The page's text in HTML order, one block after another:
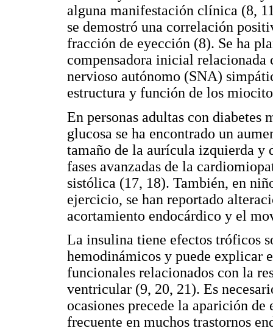
alguna manifestación clínica (8,
se demostró una correlación
fracción de eyección (8). Se ha
compensadora inicial
nervioso autónomo (SNA)
estructura y función de los
En personas adultas con
glucosa se ha encontrado un
tamaño de la aurícula izquierda
fases avanzadas de la
sistólica (17, 18). También, en
ejercicio, se han reportado
acortamiento en­docárdico y el
La insulina tiene efectos tróficos
hemodinámicos y puede explicar
funcionales relacionados con la
ventricular (9, 20, 21). Es
ocasiones precede la aparición
frecuente en muchos trastornos